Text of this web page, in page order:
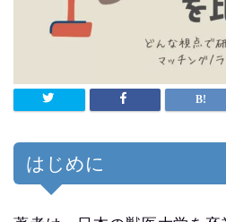
はじめに